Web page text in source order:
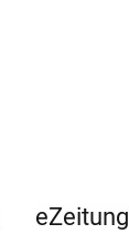
eZeitung